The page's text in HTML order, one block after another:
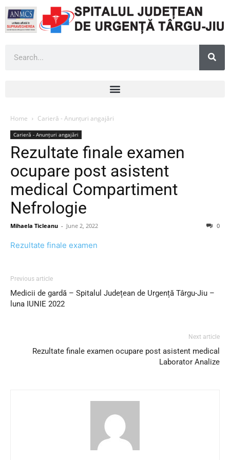
Home Carieră - Anunțuri angajări
Carieră - Anunțuri angajări
Rezultate finale examen
ocupare post asistent
medical Compartiment
Nefrologie
Mihaela Ticleanu - June 2, 2022 0
Rezultate finale examen
Previous article
Medicii de gardă – Spitalul Județean de Urgență Târgu-Jiu –
luna IUNIE 2022
Next article
Rezultate finale examen ocupare post asistent medical
Laborator Analize